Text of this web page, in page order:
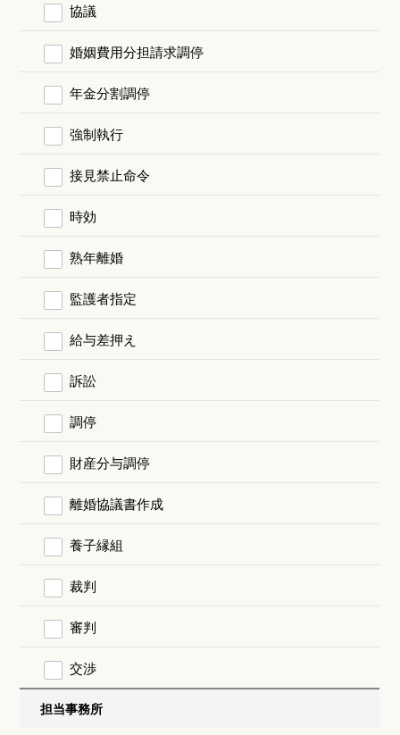
協議
婚姻費用分担請求調停
年金分割調停
強制執行
接見禁止命令
時効
熟年離婚
監護者指定
給与差押え
訴訟
調停
財産分与調停
離婚協議書作成
養子縁組
裁判
審判
交渉
担当事務所